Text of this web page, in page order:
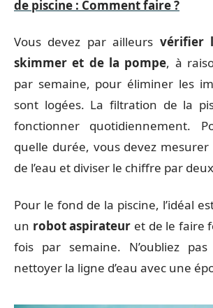
de piscine : Comment faire ?
Vous devez par ailleurs vérifier
skimmer et de la pompe, à
par semaine, pour éliminer les
sont logées. La filtration de la
fonctionner quotidiennement.
quelle durée, vous devez
de l’eau et diviser le chiffre par
Pour le fond de la piscine, l’idéal
un robot aspirateur et de le faire
fois par semaine. N’oubliez
nettoyer la ligne d’eau avec une